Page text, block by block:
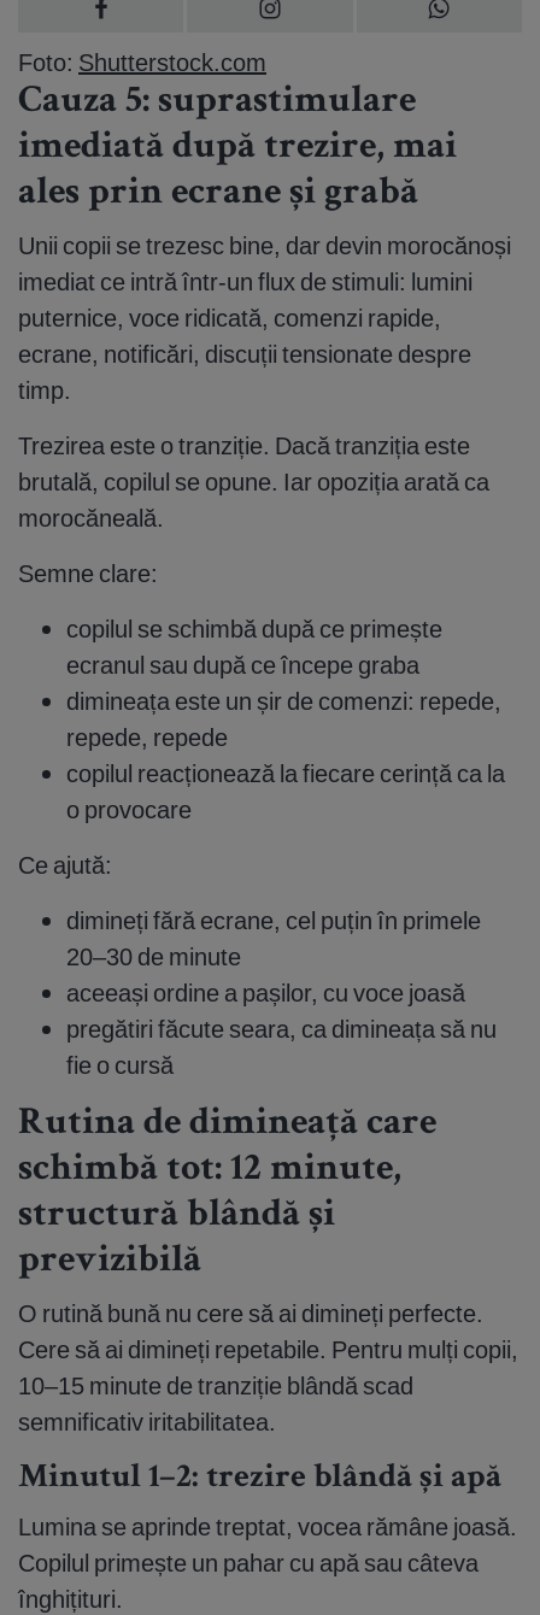
Foto: Shutterstock.com
Cauza 5: suprastimulare
imediată după trezire, mai
ales prin ecrane și grabă
Unii copii se trezesc bine, dar devin morocănoși
imediat ce intră într-un flux de stimuli: lumini
puternice, voce ridicată, comenzi rapide,
ecrane, notificări, discuții tensionate despre
timp.
Trezirea este o tranziție. Dacă tranziția este
brutală, copilul se opune. Iar opoziția arată ca
morocăneală.
Semne clare:
copilul se schimbă după ce primește
ecranul sau după ce începe graba
dimineața este un șir de comenzi: repede,
repede, repede
copilul reacționează la fiecare cerință ca la
o provocare
Ce ajută:
dimineți fără ecrane, cel puțin în primele
20–30 de minute
aceeași ordine a pașilor, cu voce joasă
pregătiri făcute seara, ca dimineața să nu
fie o cursă
Rutina de dimineață care
schimbă tot: 12 minute,
structură blândă și
previzibilă
O rutină bună nu cere să ai dimineți perfecte.
Cere să ai dimineți repetabile. Pentru mulți copii,
10–15 minute de tranziție blândă scad
semnificativ iritabilitatea.
Minutul 1–2: trezire blândă și apă
Lumina se aprinde treptat, vocea rămâne joasă.
Copilul primește un pahar cu apă sau câteva
înghițituri.